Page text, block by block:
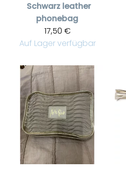
Schwarz leather
phonebag
17,50 €
Auf Lager verfügbar